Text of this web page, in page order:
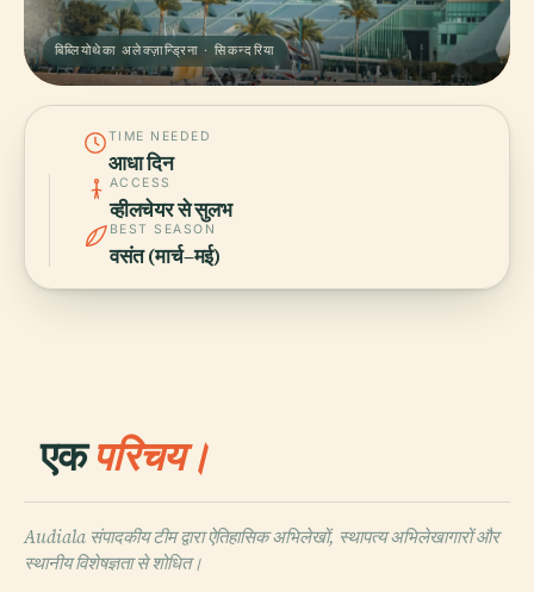
बिब्लियोथेका अलेक्ज़ान्ड्रिना · सिकन्दरिया
TIME NEEDED
आधा दिन
ACCESS
व्हीलचेयर से सुलभ
BEST SEASON
वसंत (मार्च–मई)
एकपरिचय।
Audiala संपादकीय टीम द्वारा ऐतिहासिक अभिलेखों, स्थापत्य अभिलेखागारों और
स्थानीय विशेषज्ञता से शोधित।